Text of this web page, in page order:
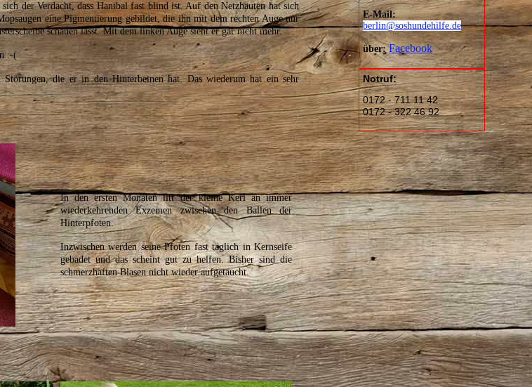
der Verdacht, dass Hanibal fast blind ist. Auf den Netzhäuten hat sich
eine Pigmentierung gebildet, die ihn mit dem rechten Auge nur
schauen lässt. Mit dem linken Auge sieht er gar nicht mehr.
:-(
Störungen, die er in den Hinterbeinen hat. Das wiederum hat ein sehr
In den ersten Monaten litt der kleine Kerl an immer
wiederkehrenden Exzemen zwischen den Ballen der
Hinterpfoten.
Inzwischen werden seine Pfoten fast täglich in Kernseife
gebadet und das scheint gut zu helfen. Bisher sind die
schmerzhaften Blasen nicht wieder aufgetaucht.
E-Mail:
berlin@soshundehilfe.de
über: Facebook
Notruf:
0172 - 711 11 42
0172 - 322 46 92